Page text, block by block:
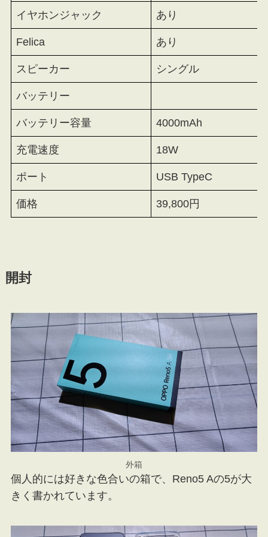
イヤホンジャック あり
Felica あり
スピーカー シングル
バッテリー
バッテリー容量 4000mAh
充電速度 18W
ポート USB TypeC
価格 39,800円
開封
外箱
個人的には好きな色合いの箱で、Reno5 Aの5が大
きく書かれています。